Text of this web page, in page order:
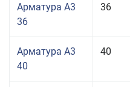
Арматура А3
36
36
Арматура А3
40
40